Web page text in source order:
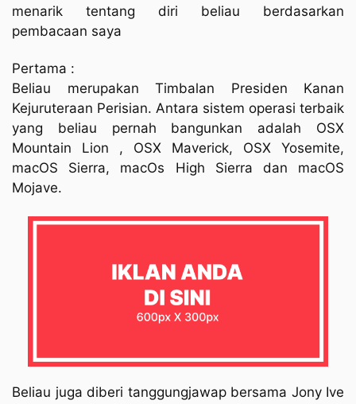
menarik tentang diri beliau berdasarkan
pembacaan saya
Pertama :
Beliau merupakan Timbalan Presiden Kanan
Kejuruteraan Perisian. Antara sistem operasi terbaik
yang beliau pernah bangunkan adalah OSX
Mountain Lion , OSX Maverick, OSX Yosemite,
macOS Sierra, macOs High Sierra dan macOS
Mojave.
Beliau juga diberi tanggungjawap bersama Jony Ive